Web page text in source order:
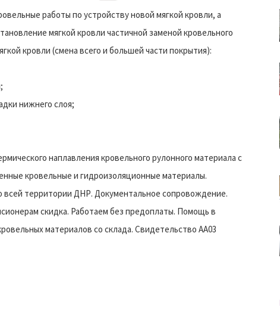
работы по устройству новой мягкой кровли, а
мягкой кровли частичной заменой кровельного
кровли (смена всего и большей части покрытия):
нижнего слоя;
наплавления кровельного рулонного материала с
кровельные и гидроизоляционные материалы.
всей территории ДНР. Документальное сопровождение.
скидка. Работаем без предоплаты. Помощь в
материалов со склада. Свидетельство АА03